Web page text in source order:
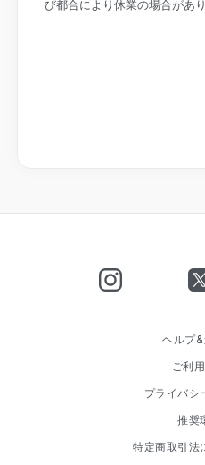
び都合により休業の場合があり
ヘルプ
ご利
プライバシ
推奨
特定商取引法